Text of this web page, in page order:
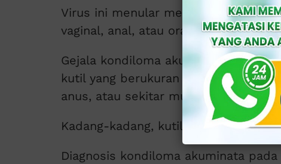
Virus ini menular melalui kontak
vaginal, anal, atau oral.
Gejala kondiloma akuminata pada
kutil yang berukuran kecil, lembut,
anus, atau sekitar mulut.
Kadang-kadang, kutil ini dapat
Diagnosis kondiloma akuminata